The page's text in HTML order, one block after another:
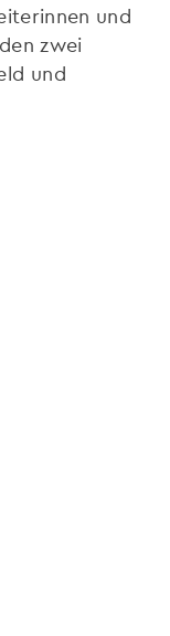
und
zwei
und